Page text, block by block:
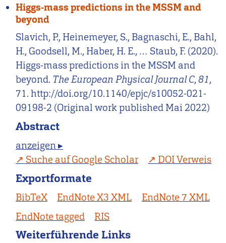
Higgs-mass predictions in the MSSM and
beyond
Slavich, P., Heinemeyer, S., Bagnaschi, E., Bahl,
H., Goodsell, M., Haber, H. E., … Staub, F. (2020).
Higgs-mass predictions in the MSSM and
beyond. The European Physical Journal C,81,
71. http://doi.org/10.1140/epjc/s10052-021-
09198-2 (Original work published Mai 2022)
Abstract
anzeigen ▸
Suche auf Google Scholar
DOI Verweis
Exportformate
BibTeX EndNote X3 XML
EndNote 7 XML
EndNote tagged
RIS
Weiterführende Links